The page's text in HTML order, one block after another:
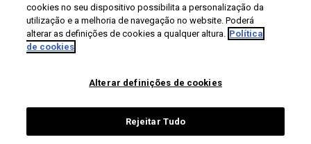
cookies no seu dispositivo possibilita a personalização da
utilização e a melhoria de navegação no website. Poderá
alterar as definições de cookies a qualquer altura. Política
de cookies
Alterar definições de cookies
Rejeitar Tudo